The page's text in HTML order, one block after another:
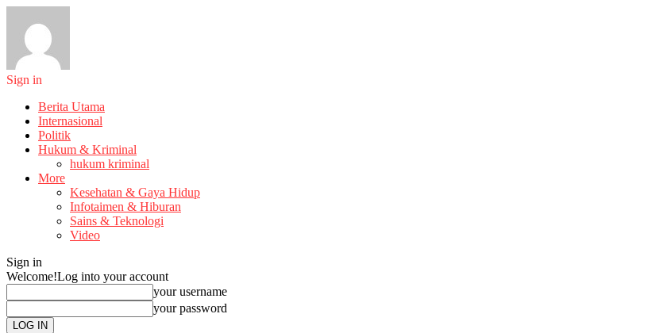
Sign in
Berita Utama
Internasional
Politik
Hukum & Kriminal
hukum kriminal
More
Kesehatan & Gaya Hidup
Infotaimen & Hiburan
Sains & Teknologi
Video
Sign in
Welcome!Log into your account
your username
your password